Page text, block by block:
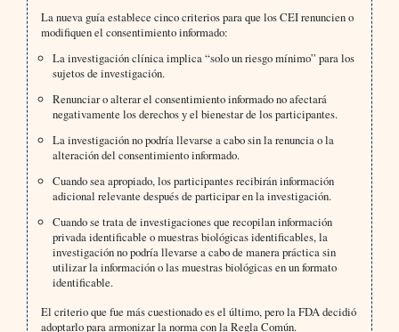
La nueva guía establece cinco criterios para que los CEI renuncien o
modifiquen el consentimiento informado:
La investigación clínica implica “solo un riesgo mínimo” para los
sujetos de investigación.
Renunciar o alterar el consentimiento informado no afectará
negativamente los derechos y el bienestar de los participantes.
La investigación no podría llevarse a cabo sin la renuncia o la
alteración del consentimiento informado.
Cuando sea apropiado, los participantes recibirán información
adicional relevante después de participar en la investigación.
Cuando se trata de investigaciones que recopilan información
privada identificable o muestras biológicas identificables, la
investigación no podría llevarse a cabo de manera práctica sin
utilizar la información o las muestras biológicas en un formato
identificable.
El criterio que fue más cuestionado es el último, pero la FDA decidió
adoptarlo para armonizar la norma con la Regla Común.